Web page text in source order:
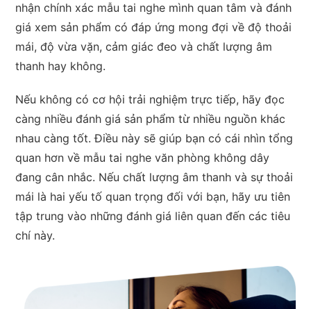
nhận chính xác mẫu tai nghe mình quan tâm và đánh
giá xem sản phẩm có đáp ứng mong đợi về độ thoải
mái, độ vừa vặn, cảm giác đeo và chất lượng âm
thanh hay không.
Nếu không có cơ hội trải nghiệm trực tiếp, hãy đọc
càng nhiều đánh giá sản phẩm từ nhiều nguồn khác
nhau càng tốt. Điều này sẽ giúp bạn có cái nhìn tổng
quan hơn về mẫu tai nghe văn phòng không dây
đang cân nhắc. Nếu chất lượng âm thanh và sự thoải
mái là hai yếu tố quan trọng đối với bạn, hãy ưu tiên
tập trung vào những đánh giá liên quan đến các tiêu
chí này.